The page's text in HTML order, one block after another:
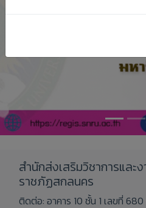
สำนักส่งเสริมวิชาการและ
ราชภัฏสกลนคร
ติดต่อ: อาคาร 10 ชั้น 1 เลขที่